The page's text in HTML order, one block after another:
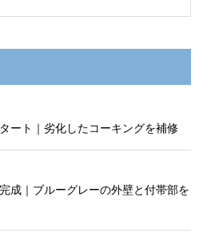
ート｜劣化したコーキングを補修
成｜ブルーグレーの外壁と付帯部を